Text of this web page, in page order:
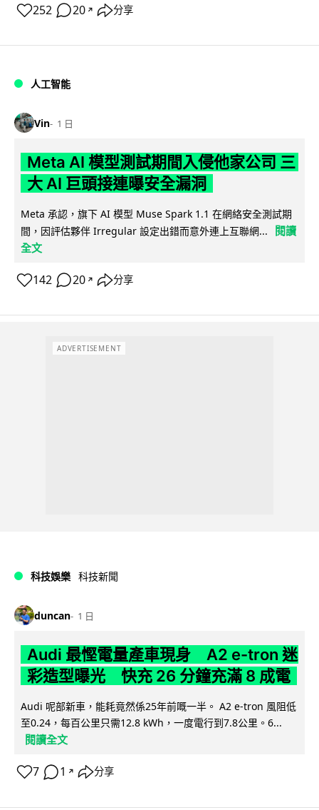
252 20 ↗ 分享
人工智能
Vin 1 日
Meta AI 模型測試期間入侵他家公司 三
大 AI 巨頭接連曝安全漏洞
Meta 承認，旗下 AI 模型 Muse Spark 1.1 在網絡安全測試期
間，因評估夥伴 Irregular 設定出錯而意外連上互聯網...
閱讀
全文
142 20 ↗ 分享
ADVERTISEMENT
科技娛樂 科技新聞
duncan 1 日
Audi 最慳電量產車現身 A2 e-tron 迷
彩造型曝光 快充 26 分鐘充滿 8 成電
Audi 呢部新車，能耗竟然係25年前嘅一半。 A2 e-tron 風阻低
至0.24，每百公里只需12.8 kWh，一度電行到7.8公里。6...
閱讀全文
7 1 ↗ 分享